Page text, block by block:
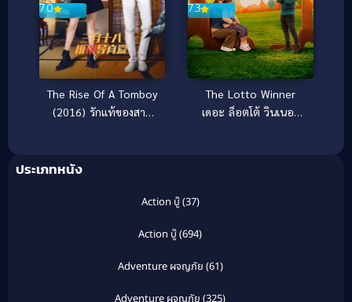
7.0
The Rise Of A Tomboy
(2016) รักแท้ของสาว
7.3
The Lotto Winner
เดอะ ล็อตโต้ วินเนอร์
ประเภทหนัง
Action บู๊(37)
Action บู๊(694)
Adventure ผจญภัย (61)